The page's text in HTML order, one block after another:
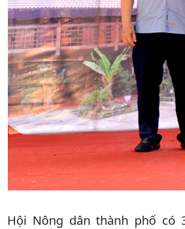
Hội Nông dân thành phố có